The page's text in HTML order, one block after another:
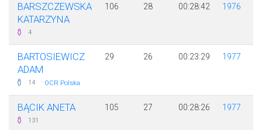
BARSZCZEWSKA
KATARZYNA
4
106 28 00:28:42 1976
BARTOSIEWICZ
ADAM
14 · OCR Polska
29 26 00:23:29 1977
BĄCIK ANETA
131
105 27 00:28:26 1977